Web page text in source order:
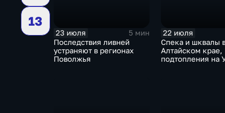
13
23 июля
5 мин
Последствия ливней
устраняют в регионах
Поволжья
22 июля
Спека и шквалы
Алтайском крае,
подтопления на